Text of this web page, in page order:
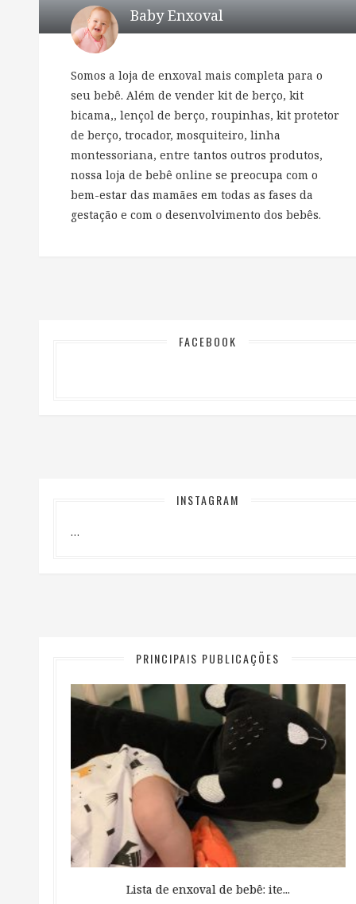
Baby Enxoval
Somos a loja de enxoval mais completa para o
seu bebê. Além de vender kit de berço, kit
bicama,, lençol de berço, roupinhas, kit protetor
de berço, trocador, mosquiteiro, linha
montessoriana, entre tantos outros produtos,
nossa loja de bebê online se preocupa com o
bem-estar das mamães em todas as fases da
gestação e com o desenvolvimento dos bebês.
FACEBOOK
INSTAGRAM
…
PRINCIPAIS PUBLICAÇÕES
Lista de enxoval de bebê: ite...